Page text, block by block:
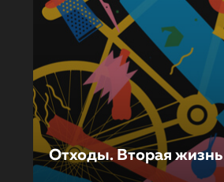
Отходы. Вторая жизнь